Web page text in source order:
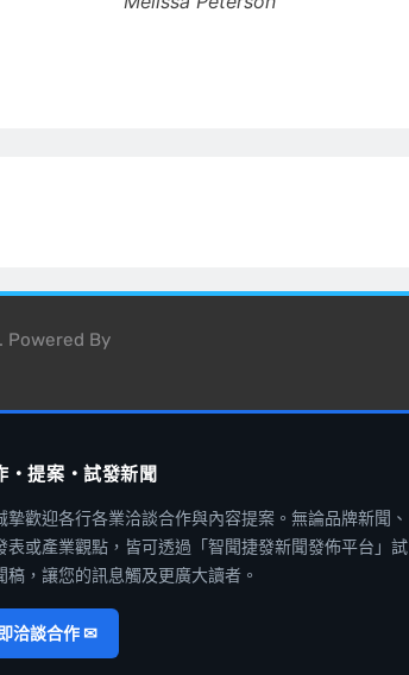
Powered By
・提案・試發新聞
摯歡迎各行各業洽談合作與內容提案。無論品牌新聞、
表或產業觀點，皆可透過「智聞捷發新聞發佈平台」試
稿，讓您的訊息觸及更廣大讀者。
洽談合作 ✉